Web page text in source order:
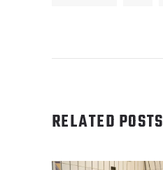
RELATED POSTS